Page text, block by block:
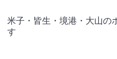
米子・皆生・境港・大山の
す